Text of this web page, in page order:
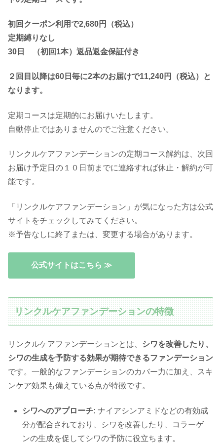
初回クーポン利用で2,680円（税込）
定期縛りなし
30日 （初回1本）返品返金保証付き
２回目以降は60日毎に2本のお届けで11,240円（税込）と
なります。
定期コースは定期的にお届けいたします。
自動停止ではありませんのでご注意ください。
リンクルケアファンデーションの定期コース解約は、次回
お届け予定日の１０日前までに連絡すれば休止・解約が可
能です。
「リンクルケアファンデーション」が気になった方は公式
サイトをチェックしてみてください。
※予告なしに終了または、変更する場合があります。
公式サイトはこちら ≫
リンクルケアファンデーションの特徴
リンクルケアファンデーションとは、
シワを改善したり、
シワの生成を予防する効果が期待できるファンデーション
です。一般的なファンデーションのカバー力に加え、スキ
ンケア効果も備えている点が特徴です。
シワへのアプローチ: ナイアシンアミドなどの有効成
分が配合されており、シワを改善したり、コラーゲ
ンの生成を促してシワの予防に役立ちます。